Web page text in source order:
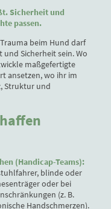
Sicherheit und
passen.
beim Hund darf
Sicherheit sein. Wo
maßgefertigte
ansetzen, wo ihr im
Struktur und
(Handicap-Teams):
blinde oder
oder bei
(z. B.
Handschmerzen).